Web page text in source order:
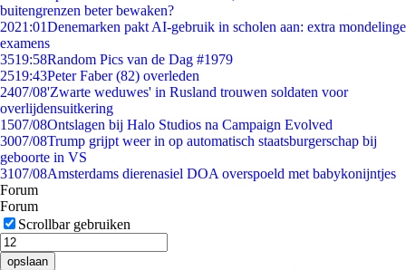
buitengrenzen beter bewaken?
2021:01Denemarken pakt AI-gebruik in scholen aan: extra mondelinge
examens
3519:58Random Pics van de Dag #1979
2519:43Peter Faber (82) overleden
2407/08'Zwarte weduwes' in Rusland trouwen soldaten voor
overlijdensuitkering
1507/08Ontslagen bij Halo Studios na Campaign Evolved
3007/08Trump grijpt weer in op automatisch staatsburgerschap bij
geboorte in VS
3107/08Amsterdams dierenasiel DOA overspoeld met babykonijntjes
Forum
Forum
Scrollbar gebruiken
opslaan